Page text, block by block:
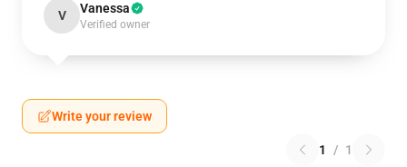
V Vanessa
Verified owner
Write your review
1 / 1